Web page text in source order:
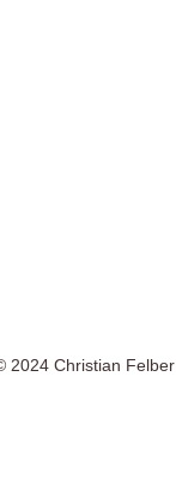
2024 Christian Felber